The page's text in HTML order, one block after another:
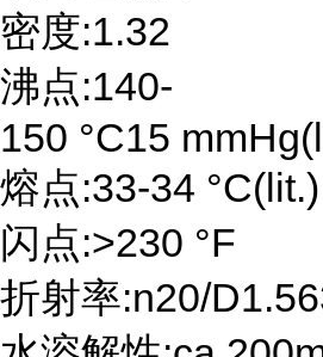
密度:1.32
沸点:140-
150 °C15
熔点:33-34 °C(lit.)
闪点:>230 °F
折射率:n20/